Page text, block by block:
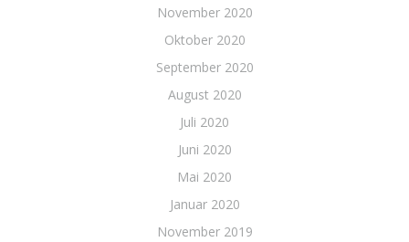
November 2020
Oktober 2020
September 2020
August 2020
Juli 2020
Juni 2020
Mai 2020
Januar 2020
November 2019